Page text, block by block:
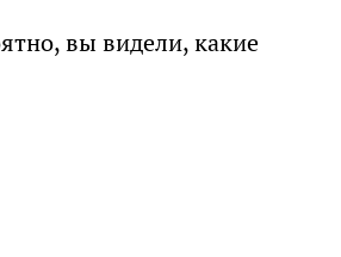
вы видели, какие